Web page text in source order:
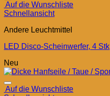
Auf die Wunschliste
Schnellansicht
Andere Leuchtmittel
LED Disco-Scheinwerfer, 4 Stk
Neu
Auf die Wunschliste